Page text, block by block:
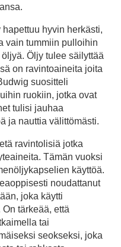
hyvin herkästi,
vain tummiin pulloihin
Öljy tulee säilyttää
on ravintoaineita joita
suositteli
ruokiin, jotka ovat
tulisi jauhaa
ja nauttia välittömästi.
ravintolisiä jotka
Tämän vuoksi
käyttöä.
noudattanut
joka käytti
tärkeää, että
tai
seokseksi, joka